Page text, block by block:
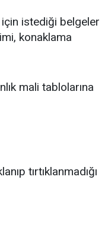
için istediği belgeler
konaklama
mali tablolarına
tırtıklanmadığı